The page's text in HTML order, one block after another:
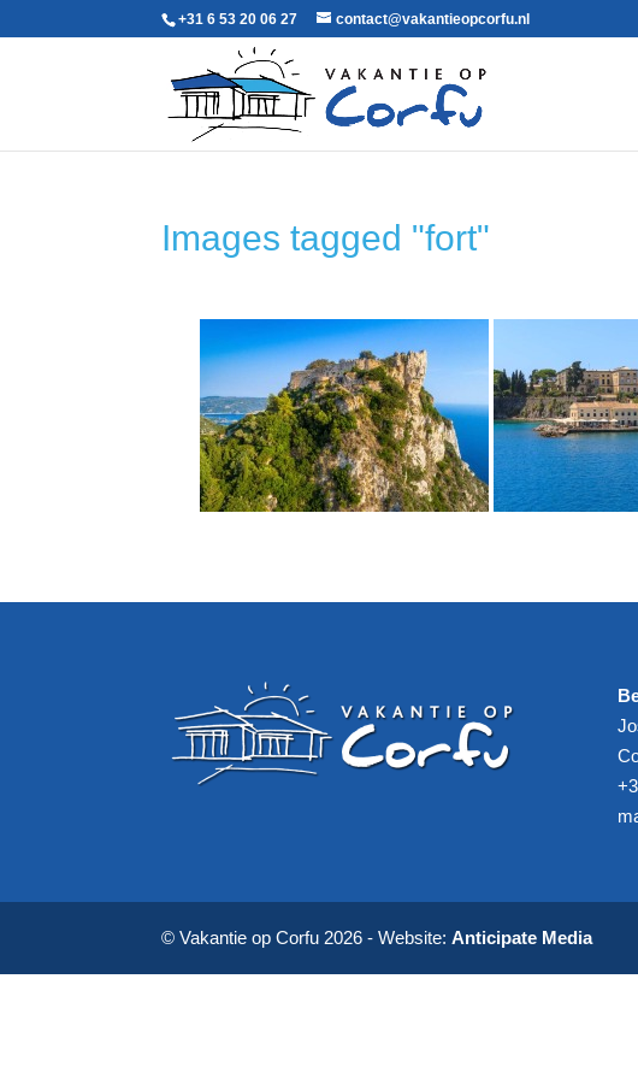
+31 6 53 20 06 27‬ contact@vakantieopcorfu.nl
Images tagged "fort"
© Vakantie op Corfu 2026 - Website:Anticipate Media